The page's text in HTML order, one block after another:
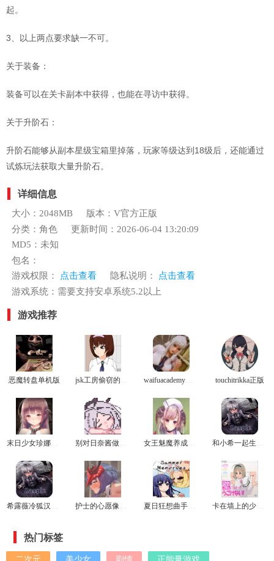
起。
3、以上两点要求缺一不可。
关于装备：
装备可以在关卡副本中获得，也能在寻访中获得。
关于升阶石：
升阶石能够从副本星级宝箱里掉落，玩家等级达到18级后，还能通过
试炼玩法获取大量升阶石。
详细信息
大小：2048MB
版本：V官方正版
分类：角色
更新时间：2026-06-04 13:20:09
MD5：未知
包名：
游戏权限：
点击查看 隐私说明：
点击查看
游戏系统：需要支持安卓系统5.2以上
游戏推荐
恶魔转盘单机版 touchitrikka正版
热门标签